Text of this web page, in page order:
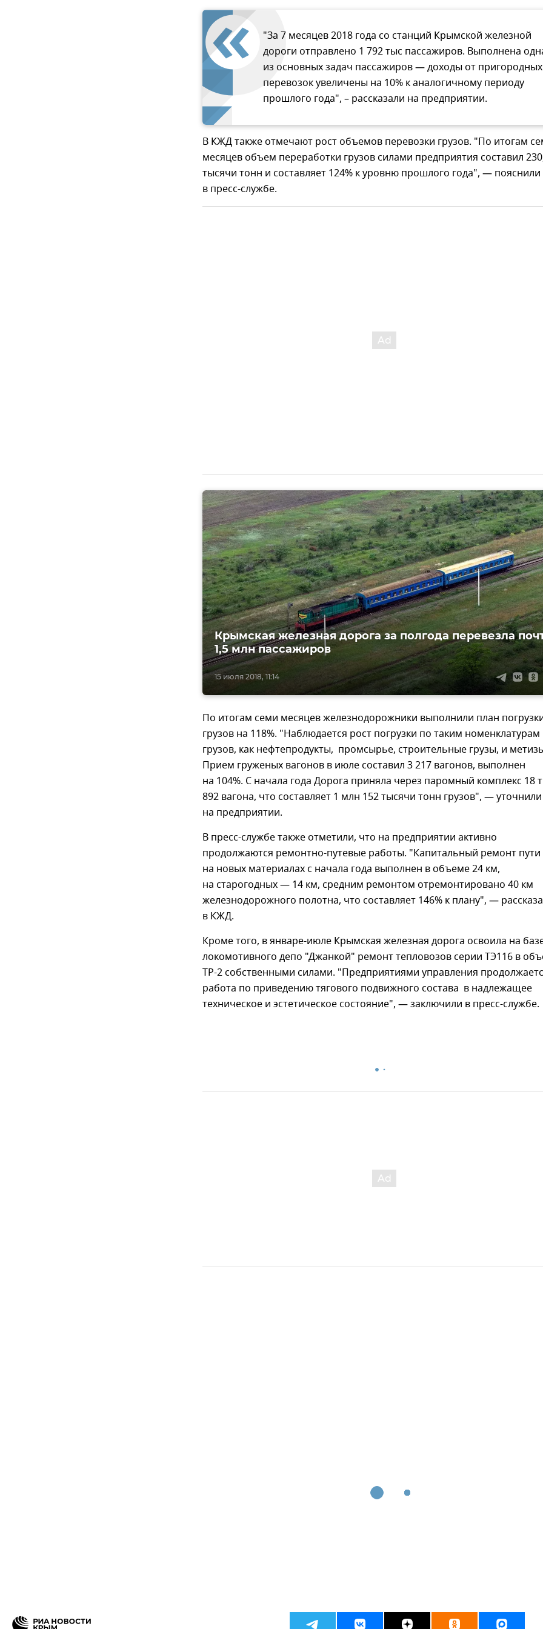
"За 7 месяцев 2018 года со станций Крымской железной
дороги отправлено 1 792 тыс пассажиров. Выполнена
из основных задач пассажиров — доходы от пригородных
перевозок увеличены на 10% к аналогичному периоду
прошлого года", – рассказали на предприятии.
В КЖД также отмечают рост объемов перевозки грузов. "По итогам
месяцев объем переработки грузов силами предприятия составил
тысячи тонн и составляет 124% к уровню прошлого года", — пояснили
в пресс-службе.
15 июля 2018, 11:14
Крымская железная дорога за полгода перевезла
1,5 млн пассажиров
По итогам семи месяцев железнодорожники выполнили план
грузов на 118%. "Наблюдается рост погрузки по таким номенклатурам
грузов, как нефтепродукты, промсырье, строительные грузы, и
Прием груженых вагонов в июле составил 3 217 вагонов, выполнен
на 104%. С начала года Дорога приняла через паромный комплекс 18
892 вагона, что составляет 1 млн 152 тысячи тонн грузов", — уточнили
на предприятии.
В пресс-службе также отметили, что на предприятии активно
продолжаются ремонтно-путевые работы. "Капитальный ремонт пути
на новых материалах с начала года выполнен в объеме 24 км,
на старогодных — 14 км, средним ремонтом отремонтировано 40 км
железнодорожного полотна, что составляет 146% к плану", —
в КЖД.
Кроме того, в январе-июле Крымская железная дорога освоила на
локомотивного депо "Джанкой" ремонт тепловозов серии ТЭ116 в
ТР-2 собственными силами. "Предприятиями управления
работа по приведению тягового подвижного состава в надлежащее
техническое и эстетическое состояние", — заключили в пресс-службе.